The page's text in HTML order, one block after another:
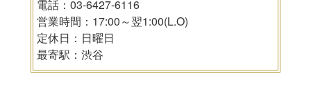
電話：03-6427-6116
営業時間：17:00～翌1:00(L.O)
定休日：日曜日
最寄駅：渋谷